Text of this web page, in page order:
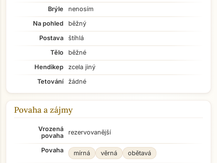
Brýle
nenosím
Na pohled
běžný
Postava
štíhlá
Tělo
běžné
Hendikep
zcela jiný
Tetování
žádné
Povaha a zájmy
Vrozená
povaha
rezervovanější
Povaha mírná věrná obětavá